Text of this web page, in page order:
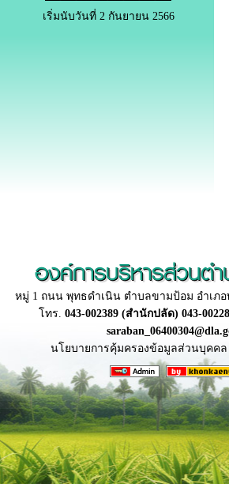
เริ่มนับวันที่ 2 กันยายน 2566
องค์การบริหารส่วนต
หมู่ 1 ถนน พุทธดำเนิน ตำบลขามป้อม อำเภ
โทร. 043-002389 (สำนักปลัด) 043-
นโยบายการคุ้มครองข้อมูลส่วนบุคคล